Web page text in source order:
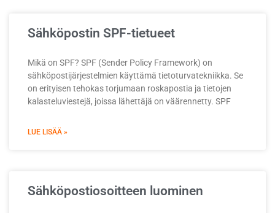
Sähköpostin SPF-tietueet
Mikä on SPF? SPF (Sender Policy Framework) on
sähköpostijärjestelmien käyttämä tietoturvatekniikka. Se
on erityisen tehokas torjumaan roskapostia ja tietojen
kalasteluviestejä, joissa lähettäjä on väärennetty. SPF
LUE LISÄÄ »
Sähköpostiosoitteen luominen